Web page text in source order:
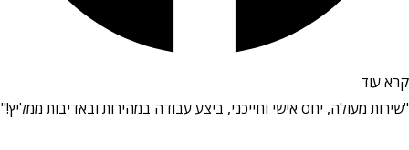
קרא עוד
"שירות מעולה, יחס אישי וחייכני, ביצע עבודה במהירות ובאדיבות ממליץ!"